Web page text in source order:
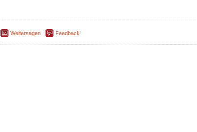
Weitersagen Feedback